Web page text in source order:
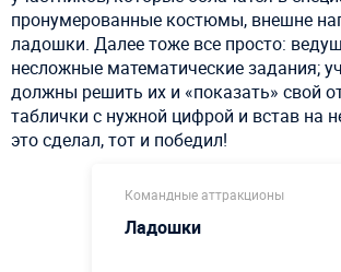
пронумерованные костюмы, внешне
ладошки. Далее тоже все просто:
несложные математические задания;
должны решить их и «показать» свой
таблички с нужной цифрой и встав на
это сделал, тот и победил!
Командные аттракционы
Ладошки